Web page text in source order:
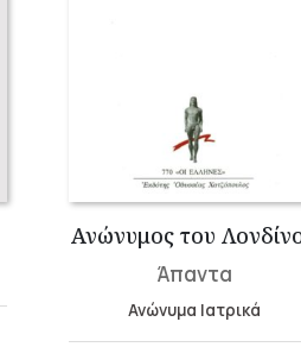
Ανώνυμος του
Άπαντα
Ανώνυμα Ιατρικά